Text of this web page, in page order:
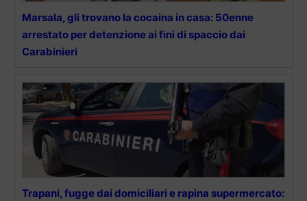
Marsala, gli trovano la cocaina in casa: 50enne
arrestato per detenzione ai fini di spaccio dai
Carabinieri
Trapani, fugge dai domiciliari e rapina supermercato: